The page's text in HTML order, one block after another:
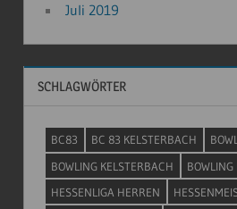
Juli 2019
SCHLAGWÖRTER
BC83 BC 83 KELSTERBACH
BOWLING KELSTERBACH
BOWLING
HESSENLIGA HERREN